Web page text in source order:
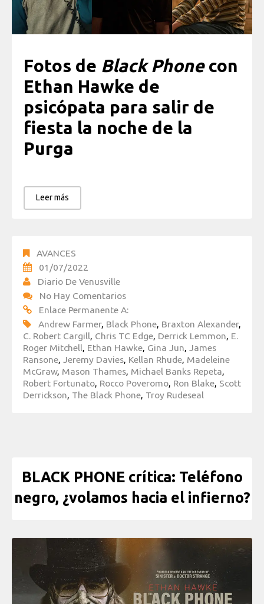
Fotos de Black Phonecon
Ethan Hawke de
psicópata para salir de
fiesta la noche de la
Purga
Leer más
AVANCES
01/07/2022
Diario De Venusville
No Hay Comentarios
Enlace Permanente A:
Andrew Farmer, Black Phone, Braxton Alexander,
C. Robert Cargill, Chris TC Edge, Derrick Lemmon, E.
Roger Mitchell, Ethan Hawke, Gina Jun, James
Ransone, Jeremy Davies, Kellan Rhude, Madeleine
McGraw, Mason Thames, Michael Banks Repeta,
Robert Fortunato, Rocco Poveromo, Ron Blake, Scott
Derrickson, The Black Phone, Troy Rudeseal
BLACK PHONE crítica: Teléfono
negro, ¿volamos hacia el infierno?